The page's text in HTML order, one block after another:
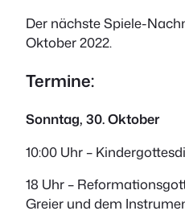
Der nächste Spiele-
Oktober 2022.
Termine:
Sonntag, 30. Oktober
10:00 Uhr –
18 Uhr –
Greier und dem